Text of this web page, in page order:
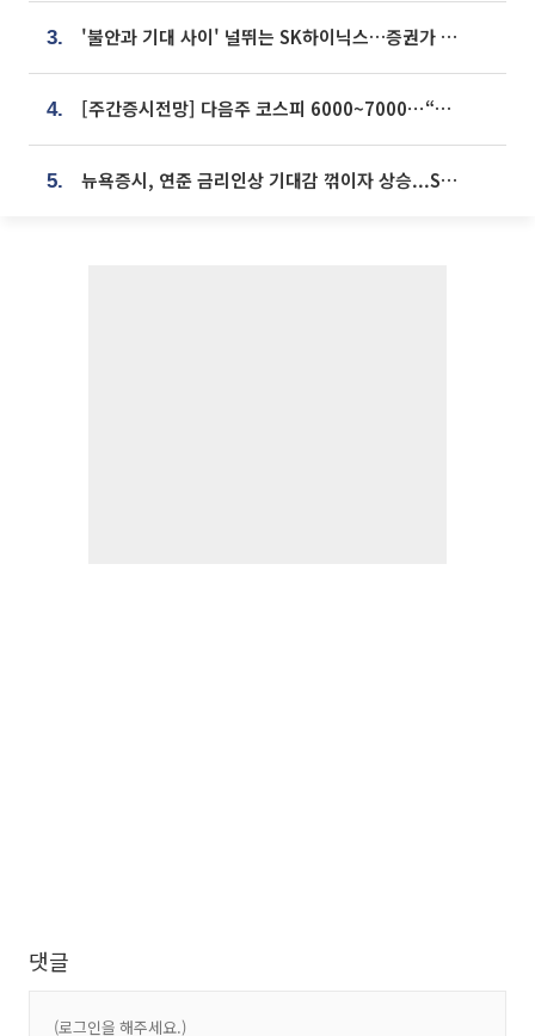
3. '불안과 기대 사이' 널뛰는 SK하이닉스…증권가 "HBM4·LTA 기반 펀터멘털 견고"
4. [주간증시전망] 다음주 코스피 6000~7000⋯“外人 수급은 정책이 변수”
5. 뉴욕증시, 연준 금리인상 기대감 꺾이자 상승...S&P500 사상 최고치 [종합]
댓글